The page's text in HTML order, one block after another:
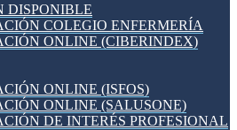
DISPONIBLE
COLEGIO ENFERMERÍA
ONLINE (CIBERINDEX)
ONLINE (ISFOS)
ONLINE (SALUSONE)
DE INTERÉS PROFESIONAL